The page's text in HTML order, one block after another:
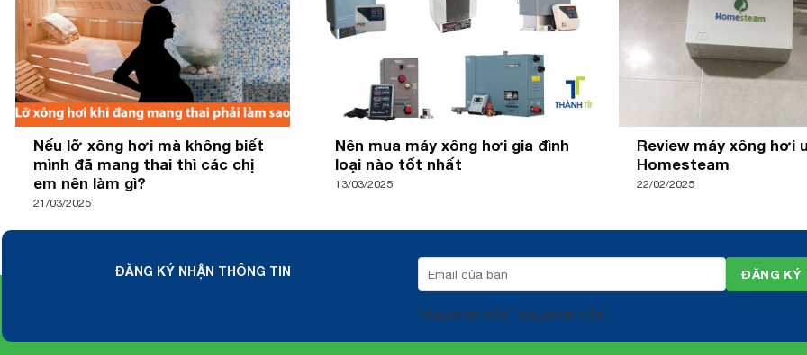
Nếu lỡ xông hơi mà không biết
mình đã mang thai thì các chị
em nên làm gì?
21/03/2025
Nên mua máy xông hơi gia đình
loại nào tốt nhất
13/03/2025
Review máy xông hơi
Homesteam
22/02/2025
ĐĂNG KÝ NHẬN THÔNG TIN
[cta_recaptcha* cta_recaptcha]